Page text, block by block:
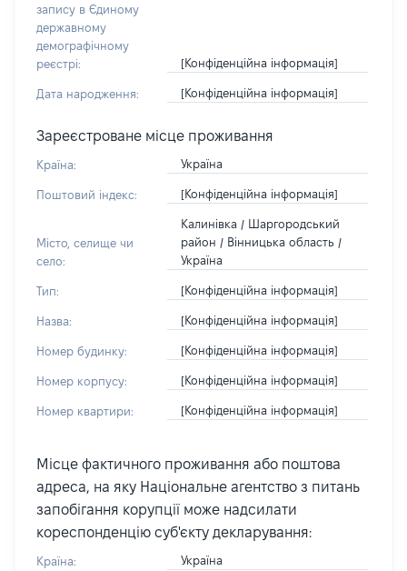
запису в Єдиному
державному
демографічному
реєстрі:
[Конфіденційна інформація]
Дата народження: [Конфіденційна інформація]
Зареєстроване місце проживання
Країна: Україна
Поштовий індекс: [Конфіденційна інформація]
Місто, селище чи
село:
Калинівка / Шаргородський
район / Вінницька область /
Україна
Тип: [Конфіденційна інформація]
Назва: [Конфіденційна інформація]
Номер будинку: [Конфіденційна інформація]
Номер корпусу: [Конфіденційна інформація]
Номер квартири: [Конфіденційна інформація]
Місце фактичного проживання або поштова
адреса, на яку Національне агентство з питань
запобігання корупції може надсилати
кореспонденцію суб'єкту декларування:
Країна: Україна